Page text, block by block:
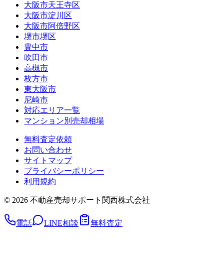
大阪市天王寺区
大阪市淀川区
大阪市阿倍野区
堺市堺区
豊中市
吹田市
高槻市
枚方市
東大阪市
尼崎市
対応エリア一覧
マンション別売却相場
無料査定依頼
お問い合わせ
サイトマップ
プライバシーポリシー
利用規約
© 2026 不動産売却サポート関西株式会社
電話 LINE相談 無料査定